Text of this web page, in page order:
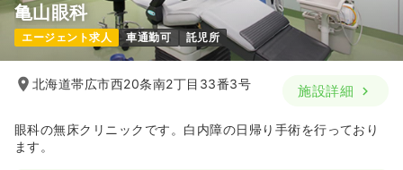
亀山眼科
エージェント求人 車通勤可 託児所
北海道帯広市西20条南2丁目33番3号 施設詳細
眼科の無床クリニックです。白内障の日帰り手術を行っており
ます。